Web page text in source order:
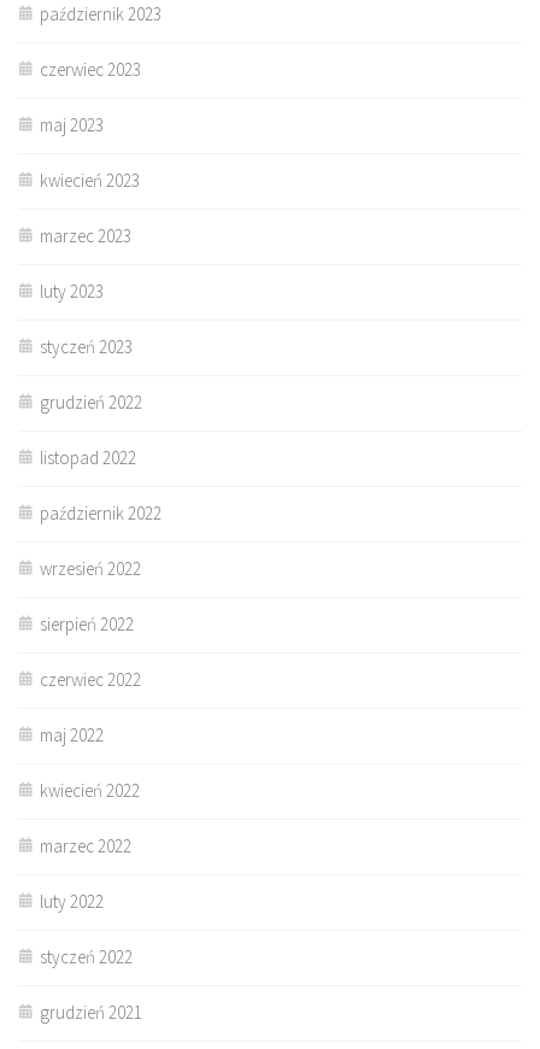
październik 2023
czerwiec 2023
maj 2023
kwiecień 2023
marzec 2023
luty 2023
styczeń 2023
grudzień 2022
listopad 2022
październik 2022
wrzesień 2022
sierpień 2022
czerwiec 2022
maj 2022
kwiecień 2022
marzec 2022
luty 2022
styczeń 2022
grudzień 2021